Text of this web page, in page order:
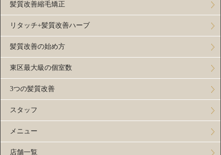
髪質改善縮毛矯正
リタッチ+髪質改善ハーブ
髪質改善の始め方
東区最大級の個室数
3つの髪質改善
スタッフ
メニュー
店舗一覧